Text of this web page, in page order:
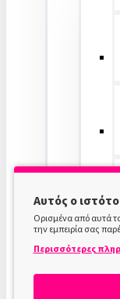
Αυτός ο
Ορισμένα από αυτά
την εμπειρία σας
Περισσότερες